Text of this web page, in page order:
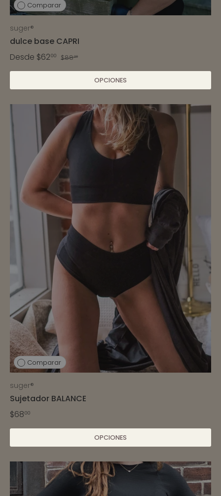
Comparar
suger®
dulce base CAPRI
Desde $6200 $8800
OPCIONES
Comparar
suger®
Sujetador BALANCE
$6800
OPCIONES